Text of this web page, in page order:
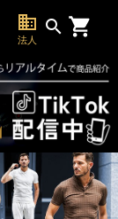
business
法人
search